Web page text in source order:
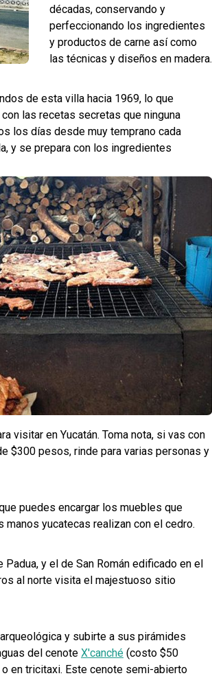
décadas, conservando y
perfeccionando los ingredientes
y productos de carne así como
las técnicas y diseños en madera.
de esta villa hacia 1969, lo que
las recetas secretas que ninguna
los días desde muy temprano cada
y se prepara con los ingredientes
visitar en Yucatán. Toma nota, si vas con
$300 pesos, rinde para varias personas y
puedes encargar los muebles que
yucatecas realizan con el cedro.
y el de San Román edificado en el
al norte visita el majestuoso sitio
y subirte a sus pirámides
del cenote X'canché (costo $50
en tricitaxi. Este cenote semi-abierto